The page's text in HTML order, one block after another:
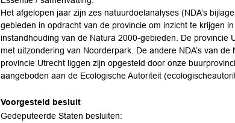
Het afgelopen jaar zijn zes natuurdoelanalyses (NDA’s
gebieden in opdracht van de provincie om inzicht te krijgen
instandhouding van de Natura 2000-gebieden. De provincie
met uitzondering van Noorderpark. De andere NDA’s van
provincie Utrecht liggen zijn opgesteld door onze
aangeboden aan de Ecologische Autoriteit
Voorgesteld besluit
Gedeputeerde Staten besluiten: